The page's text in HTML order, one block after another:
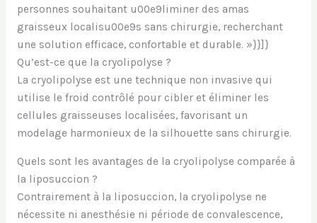
personnes souhaitant u00e9liminer des amas
graisseux localisu00e9s sans chirurgie, recherchant
une solution efficace, confortable et durable. »}}]}
Qu’est-ce que la cryolipolyse ?
La cryolipolyse est une technique non invasive qui
utilise le froid contrôlé pour cibler et éliminer les
cellules graisseuses localisées, favorisant un
modelage harmonieux de la silhouette sans chirurgie.
Quels sont les avantages de la cryolipolyse comparée à
la liposuccion ?
Contrairement à la liposuccion, la cryolipolyse ne
nécessite ni anesthésie ni période de convalescence,